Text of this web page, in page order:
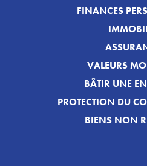
FINANCES
VALEURS
BÂTIR UNE
PROTECTION DU
BIENS NON